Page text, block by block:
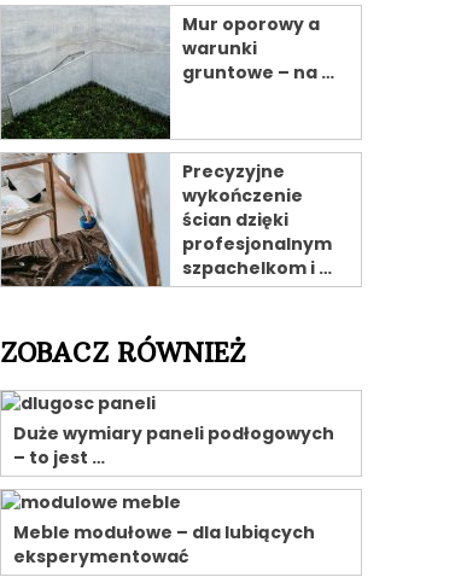
Mur oporowy a
warunki
gruntowe – na …
Precyzyjne
wykończenie
ścian dzięki
profesjonalnym
szpachelkom i …
ZOBACZ RÓWNIEŻ
Duże wymiary paneli podłogowych
– to jest …
Meble modułowe – dla lubiących
eksperymentować